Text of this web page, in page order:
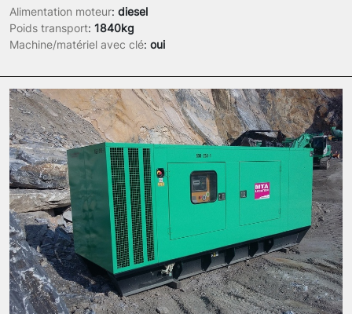
Alimentation moteur: diesel
Poids transport: 1840kg
Machine/matériel avec clé: oui